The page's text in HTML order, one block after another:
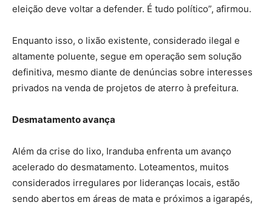
eleição deve voltar a defender. É tudo político”, afirmou.
Enquanto isso, o lixão existente, considerado ilegal e
altamente poluente, segue em operação sem solução
definitiva, mesmo diante de denúncias sobre interesses
privados na venda de projetos de aterro à prefeitura.
Desmatamento avança
Além da crise do lixo, Iranduba enfrenta um avanço
acelerado do desmatamento. Loteamentos, muitos
considerados irregulares por lideranças locais, estão
sendo abertos em áreas de mata e próximos a igarapés,